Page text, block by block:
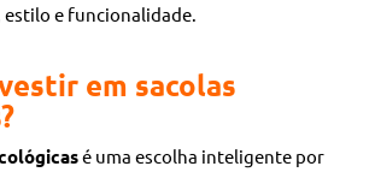
e funcionalidade.
em sacolas
é uma escolha inteligente por